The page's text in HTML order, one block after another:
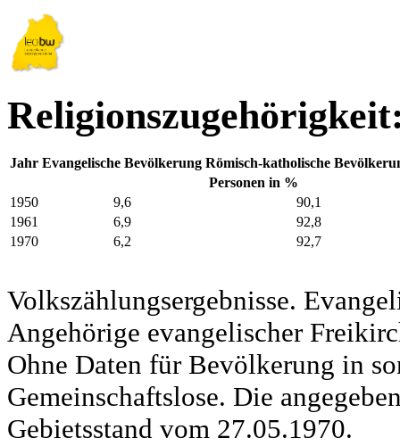
Jahr Evangelische Bevölkerung Römisch-katholische
Personen in %
1950
9,6
90,1
1961
6,9
92,8
1970
6,2 92,7
Volkszählungsergebnisse.
Angehörige evangelischer
Ohne Daten für Bevölkerung in
Gemeinschaftslose. Die
Gebietsstand vom 27.05.1970.